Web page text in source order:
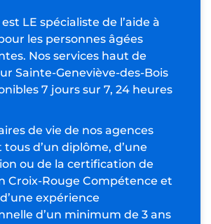
LE spécialiste de l’aide à
les personnes âgées
Nos services haut de
Sainte-Geneviève-des-Bois
7 jours sur 7, 24 heures
de vie de nos agences
d’un diplôme, d’une
ou de la certification de
Croix-Rouge Compétence et
expérience
d’un minimum de 3 ans